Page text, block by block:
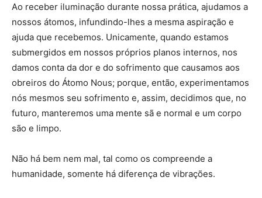
Ao receber iluminação durante nossa prática, ajudamos a
nossos átomos, infundindo-lhes a mesma aspiração e
ajuda que recebemos. Unicamente, quando estamos
submergidos em nossos próprios planos internos, nos
damos conta da dor e do sofrimento que causamos aos
obreiros do Átomo Nous; porque, então, experimentamos
nós mesmos seu sofrimento e, assim, decidimos que, no
futuro, manteremos uma mente sã e normal e um corpo
são e limpo.
Não há bem nem mal, tal como os compreende a
humanidade, somente há diferença de vibrações.